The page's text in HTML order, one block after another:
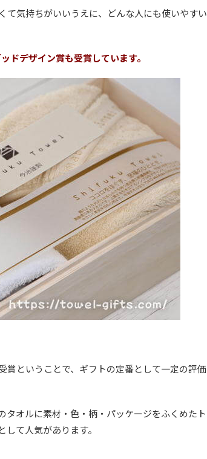
て気持ちがいいうえに、どんな人にも使いやすい
ドデザイン賞も受賞しています。
賞ということで、ギフトの定番として一定の評価
オルに素材・色・柄・パッケージをふくめたト
て人気があります。